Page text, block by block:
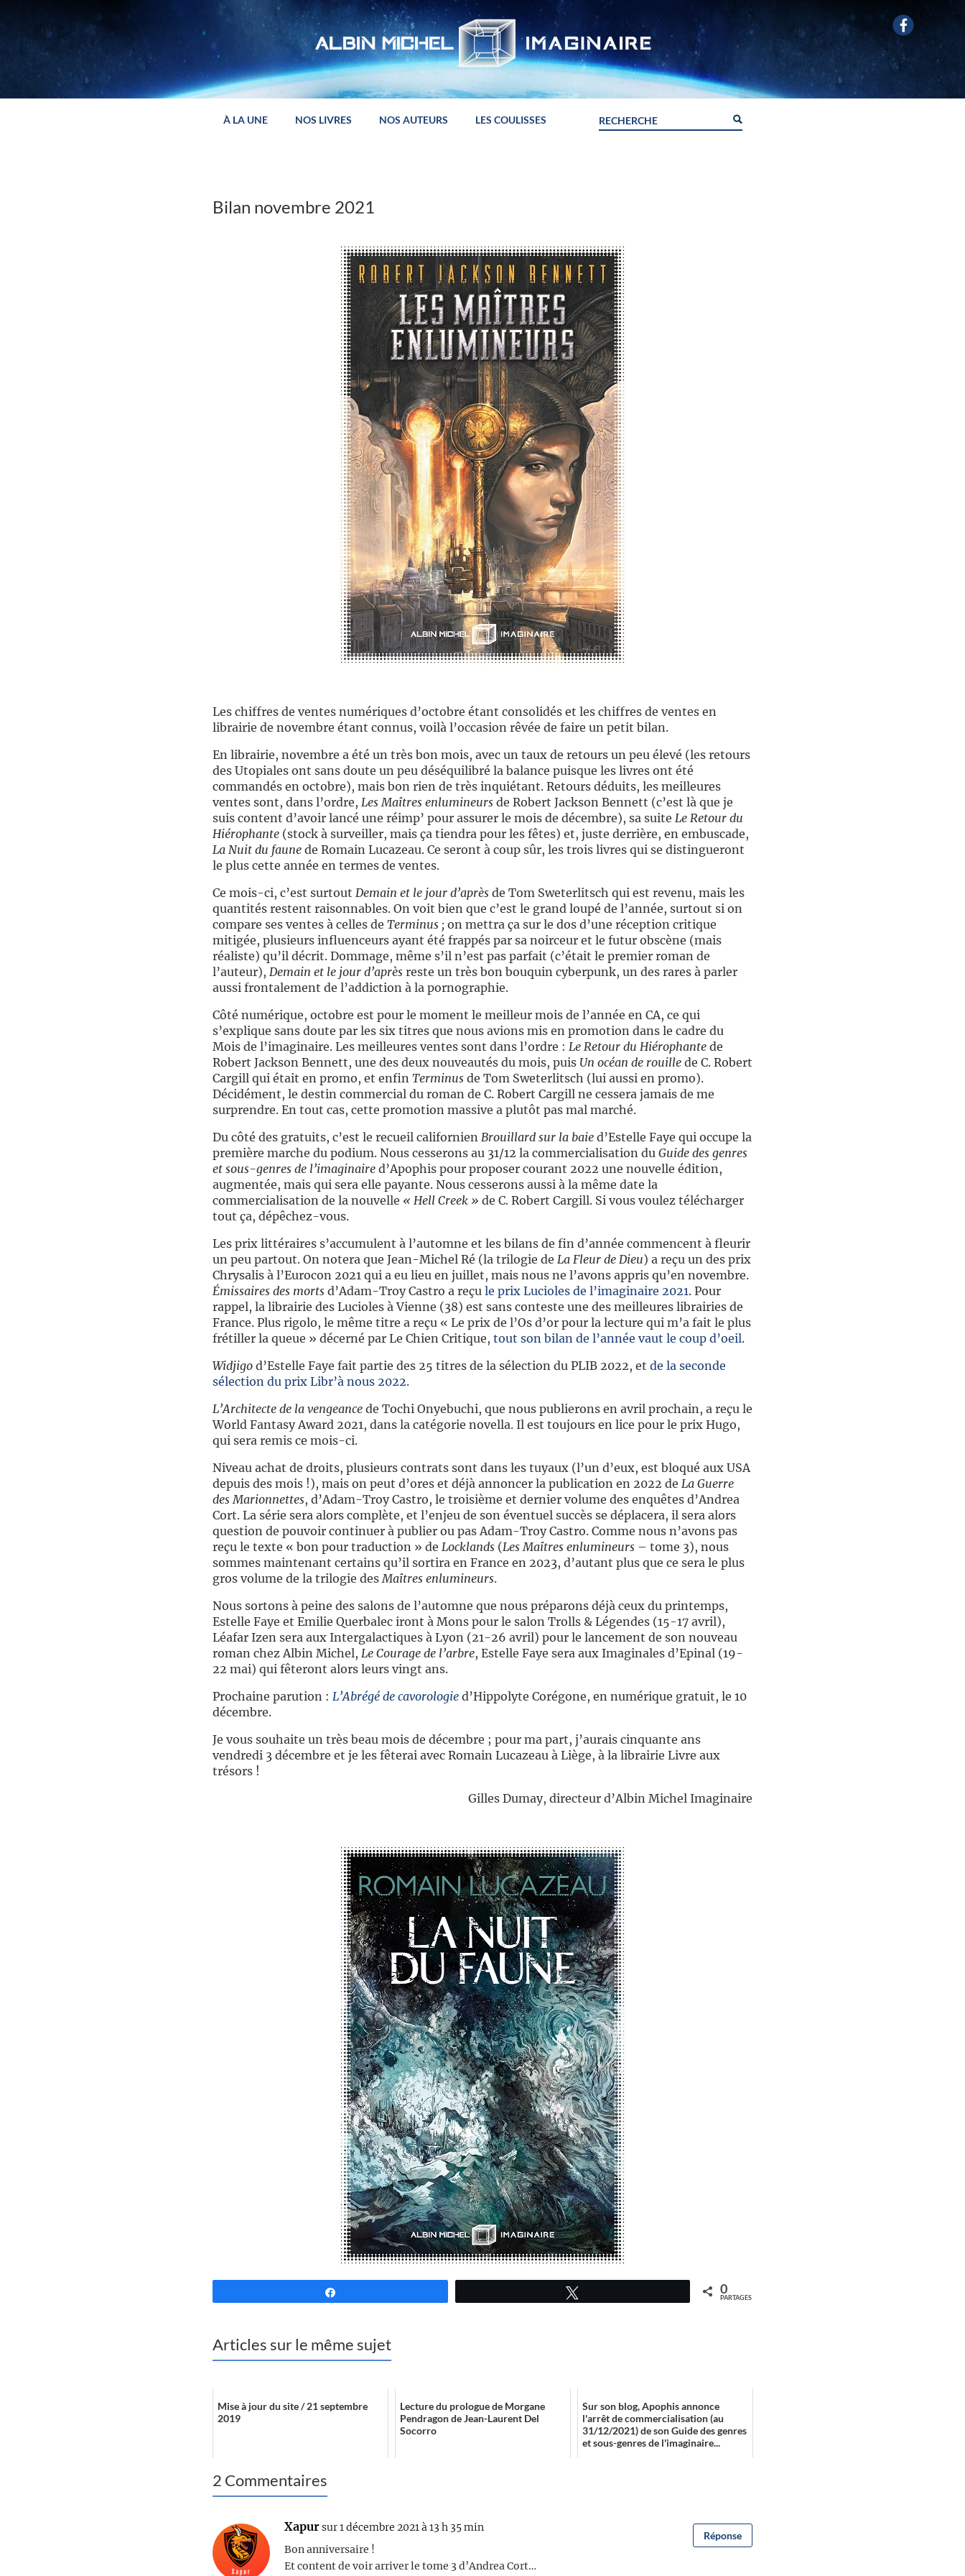
À LA UNE NOS LIVRES NOS AUTEURS LES COULISSES
Bilan novembre 2021
Les chiffres de ventes numériques d’octobre étant consolidés et les chiffres de ventes en
librairie de novembre étant connus, voilà l’occasion rêvée de faire un petit bilan.
En librairie, novembre a été un très bon mois, avec un taux de retours un peu élevé (les retours
des Utopiales ont sans doute un peu déséquilibré la balance puisque les livres ont été
commandés en octobre), mais bon rien de très inquiétant. Retours déduits, les meilleures
ventes sont, dans l’ordre, Les Maîtres enlumineursde Robert Jackson Bennett (c’est là que je
suis content d’avoir lancé une réimp’ pour assurer le mois de décembre), sa suite Le Retour du
Hiérophante(stock à surveiller, mais ça tiendra pour les fêtes) et, juste derrière, en embuscade,
La Nuit du faunede Romain Lucazeau. Ce seront à coup sûr, les trois livres qui se distingueront
le plus cette année en termes de ventes.
Ce mois-ci, c’est surtout Demain et le jour d’aprèsde Tom Sweterlitsch qui est revenu, mais les
quantités restent raisonnables. On voit bien que c’est le grand loupé de l’année, surtout si on
compare ses ventes à celles de Terminus ; on mettra ça sur le dos d’une réception critique
mitigée, plusieurs influenceurs ayant été frappés par sa noirceur et le futur obscène (mais
réaliste) qu’il décrit. Dommage, même s’il n’est pas parfait (c’était le premier roman de
l’auteur), Demain et le jour d’aprèsreste un très bon bouquin cyberpunk, un des rares à parler
aussi frontalement de l’addiction à la pornographie.
Côté numérique, octobre est pour le moment le meilleur mois de l’année en CA, ce qui
s’explique sans doute par les six titres que nous avions mis en promotion dans le cadre du
Mois de l’imaginaire. Les meilleures ventes sont dans l’ordre : Le Retour du Hiérophantede
Robert Jackson Bennett, une des deux nouveautés du mois, puis Un océan de rouillede C. Robert
Cargill qui était en promo, et enfin Terminusde Tom Sweterlitsch (lui aussi en promo).
Décidément, le destin commercial du roman de C. Robert Cargill ne cessera jamais de me
surprendre. En tout cas, cette promotion massive a plutôt pas mal marché.
Du côté des gratuits, c’est le recueil californien Brouillard sur la baied’Estelle Faye qui occupe la
première marche du podium. Nous cesserons au 31/12 la commercialisation du Guide des genres
et sous-genres de l’imaginaired’Apophis pour proposer courant 2022 une nouvelle édition,
augmentée, mais qui sera elle payante. Nous cesserons aussi à la même date la
commercialisation de la nouvelle « Hell Creek » de C. Robert Cargill. Si vous voulez télécharger
tout ça, dépêchez-vous.
Les prix littéraires s’accumulent à l’automne et les bilans de fin d’année commencent à fleurir
un peu partout. On notera que Jean-Michel Ré (la trilogie de La Fleur de Dieu) a reçu un des prix
Chrysalis à l’Eurocon 2021 qui a eu lieu en juillet, mais nous ne l’avons appris qu’en novembre.
Émissaires des mortsd’Adam-Troy Castro a reçu le prix Lucioles de l’imaginaire 2021. Pour
rappel, la librairie des Lucioles à Vienne (38) est sans conteste une des meilleures librairies de
France. Plus rigolo, le même titre a reçu « Le prix de l’Os d’or pour la lecture qui m’a fait le plus
frétiller la queue » décerné par Le Chien Critique, tout son bilan de l’année vaut le coup d’oeil.
Widjigod’Estelle Faye fait partie des 25 titres de la sélection du PLIB 2022, et de la seconde
sélection du prix Libr’à nous 2022.
L’Architecte de la vengeancede Tochi Onyebuchi, que nous publierons en avril prochain, a reçu le
World Fantasy Award 2021, dans la catégorie novella. Il est toujours en lice pour le prix Hugo,
qui sera remis ce mois-ci.
Niveau achat de droits, plusieurs contrats sont dans les tuyaux (l’un d’eux, est bloqué aux USA
depuis des mois !), mais on peut d’ores et déjà annoncer la publication en 2022 de La Guerre
des Marionnettes, d’Adam-Troy Castro, le troisième et dernier volume des enquêtes d’Andrea
Cort. La série sera alors complète, et l’enjeu de son éventuel succès se déplacera, il sera alors
question de pouvoir continuer à publier ou pas Adam-Troy Castro. Comme nous n’avons pas
reçu le texte « bon pour traduction » de Locklands(Les Maîtres enlumineurs– tome 3), nous
sommes maintenant certains qu’il sortira en France en 2023, d’autant plus que ce sera le plus
gros volume de la trilogie desMaîtres enlumineurs.
Nous sortons à peine des salons de l’automne que nous préparons déjà ceux du printemps,
Estelle Faye et Emilie Querbalec iront à Mons pour le salon Trolls & Légendes (15-17 avril),
Léafar Izen sera aux Intergalactiques à Lyon (21-26 avril) pour le lancement de son nouveau
roman chez Albin Michel, Le Courage de l’arbre, Estelle Faye sera aux Imaginales d’Epinal (19-
22 mai) qui fêteront alors leurs vingt ans.
Prochaine parution : L’Abrégé de cavorologied’Hippolyte Corégone, en numérique gratuit, le 10
décembre.
Je vous souhaite un très beau mois de décembre ; pour ma part, j’aurais cinquante ans
vendredi 3 décembre et je les fêterai avec Romain Lucazeau à Liège, à la librairie Livre aux
trésors !
Gilles Dumay, directeur d’Albin Michel Imaginaire
0
PARTAGES
Articles sur le même sujet
Mise à jour du site / 21 septembre
2019
Lecture du prologue de Morgane
Pendragon de Jean-Laurent Del
Socorro
Sur son blog, Apophis annonce
l'arrêt de commercialisation (au
31/12/2021) de son Guide des genres
et sous-genres de l'imaginaire...
2 Commentaires
Xapursur 1 décembre 2021 à 13 h 35 min
Bon anniversaire !
Et content de voir arriver le tome 3 d’Andrea Cort…
Réponse